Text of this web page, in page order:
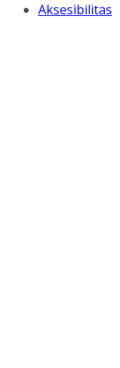
Aksesibilitas